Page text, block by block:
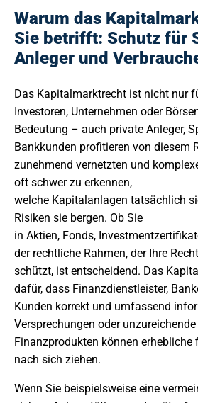
Warum das
Sie betrifft: Schutz für
Anleger und
Das Kapitalmarktrecht ist nicht nur
Investoren, Unternehmen oder
Bedeutung – auch private Anleger,
Bankkunden profitieren von diesem
zunehmend vernetzten und
oft schwer zu erkennen,
welche Kapitalanlagen tatsächlich
Risiken sie bergen. Ob Sie
in Aktien, Fonds,
der rechtliche Rahmen, der Ihre
schützt, ist entscheidend. Das
dafür, dass Finanzdienstleister,
Kunden korrekt und umfassend
Versprechungen oder
Finanzprodukten können erhebliche
nach sich ziehen.
Wenn Sie beispielsweise eine